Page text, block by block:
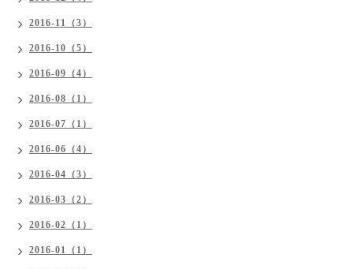
2016-11（3）
2016-10（5）
2016-09（4）
2016-08（1）
2016-07（1）
2016-06（4）
2016-04（3）
2016-03（2）
2016-02（1）
2016-01（1）